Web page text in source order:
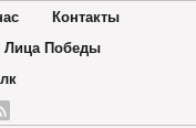
Контакты
Лица Победы